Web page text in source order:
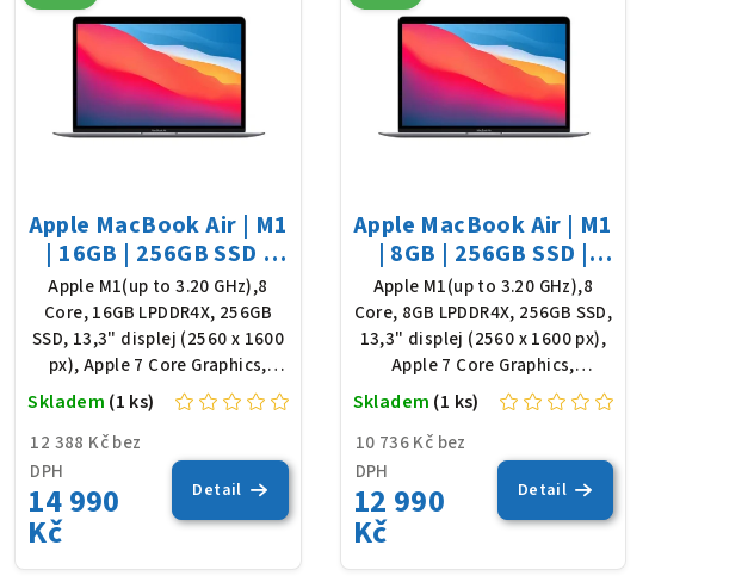
Apple MacBook Air | M1
| 16GB | 256GB SSD |
13,3" | macOS | Space
Gray
Apple M1(up to 3.20 GHz),8
Core, 16GB LPDDR4X, 256GB
SSD, 13,3" displej (2560 x 1600
px), Apple 7 Core Graphics,
podsvícená klávesnice, macOS
Tahoe, stav "A-"
12 388 Kč bez
DPH
14 990
Kč
Skladem (1 ks)
Detail
Apple MacBook Air | M1
| 8GB | 256GB SSD |
13,3" | macOS | Space
Gray
Apple M1(up to 3.20 GHz),8
Core, 8GB LPDDR4X, 256GB SSD,
13,3" displej (2560 x 1600 px),
Apple 7 Core Graphics,
podsvícená klávesnice, macOS
Tahoe, stav "A-"
10 736 Kč bez
DPH
12 990
Kč
Skladem (1 ks)
Detail